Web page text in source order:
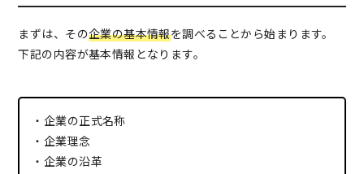
まずは、その企業の基本情報を調べることから始まります。
下記の内容が基本情報となります。
・企業の正式名称
・企業理念
・企業の沿革